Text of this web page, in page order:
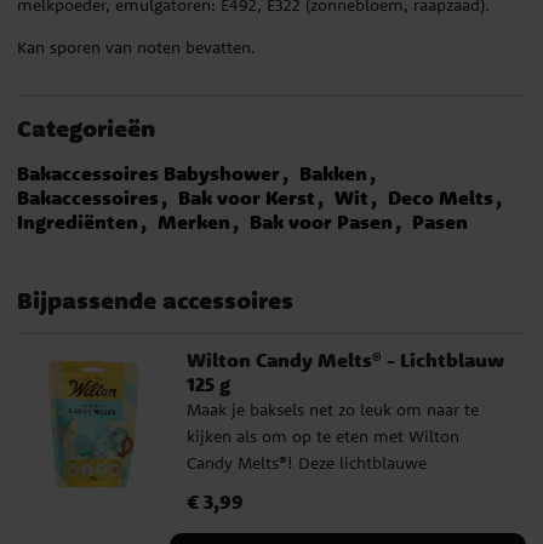
melkpoeder, emulgatoren: E492, E322 (zonnebloem, raapzaad).
Kan sporen van noten bevatten.
Categorieën
Bakaccessoires Babyshower
Bakken
Bakaccessoires
Bak voor Kerst Wit
Deco Melts
Ingrediënten
Merken Bak voor Pasen Pasen
Bijpassende accessoires
Wilton Candy Melts® - Lichtblauw
125 g
Maak je baksels net zo leuk om naar te
kijken als om op te eten met Wilton
Candy Melts®! Deze lichtblauwe
en zijn perfect om cakepops in te dippen,
Prijs:€ 3,99
€ 3,99